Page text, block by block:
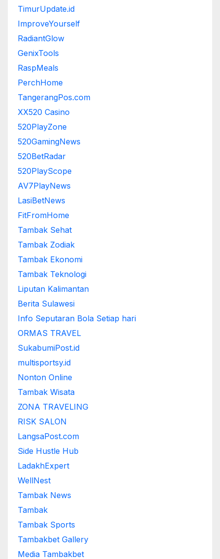
TimurUpdate.id
ImproveYourself
RadiantGlow
GenixTools
RaspMeals
PerchHome
TangerangPos.com
XX520 Casino
520PlayZone
520GamingNews
520BetRadar
520PlayScope
AV7PlayNews
LasiBetNews
FitFromHome
Tambak Sehat
Tambak Zodiak
Tambak Ekonomi
Tambak Teknologi
Liputan Kalimantan
Berita Sulawesi
Info Seputaran Bola Setiap hari
ORMAS TRAVEL
SukabumiPost.id
multisportsy.id
Nonton Online
Tambak Wisata
ZONA TRAVELING
RISK SALON
LangsaPost.com
Side Hustle Hub
LadakhExpert
WellNest
Tambak News
Tambak
Tambak Sports
Tambakbet Gallery
Media Tambakbet